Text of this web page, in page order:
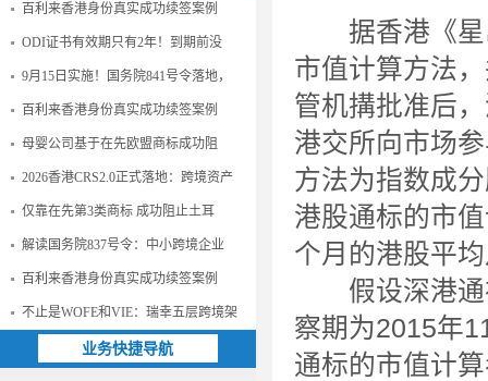
百利来香港身份真实成功续签案例
ODI证书有效期只有2年！到期前没
9月15日实施！国务院841号令落地，
百利来香港身份真实成功续签案例
母婴公司基于在先欧盟商标成功阻
2026香港CRS2.0正式落地：跨境资产
仅靠在先第3类商标 成功阻止土耳
解读国务院837号令：中小跨境企业
百利来香港身份真实成功续签案例
不止是WOFE和VIE：瑞幸五层跨境架
业务快捷导航
据香港《星
市值计算方法
管机搆批准后
港交所向市场
方法为指数成
港股通标的市
个月的港股平
假设深港通
察期为2015年
通标的市值计